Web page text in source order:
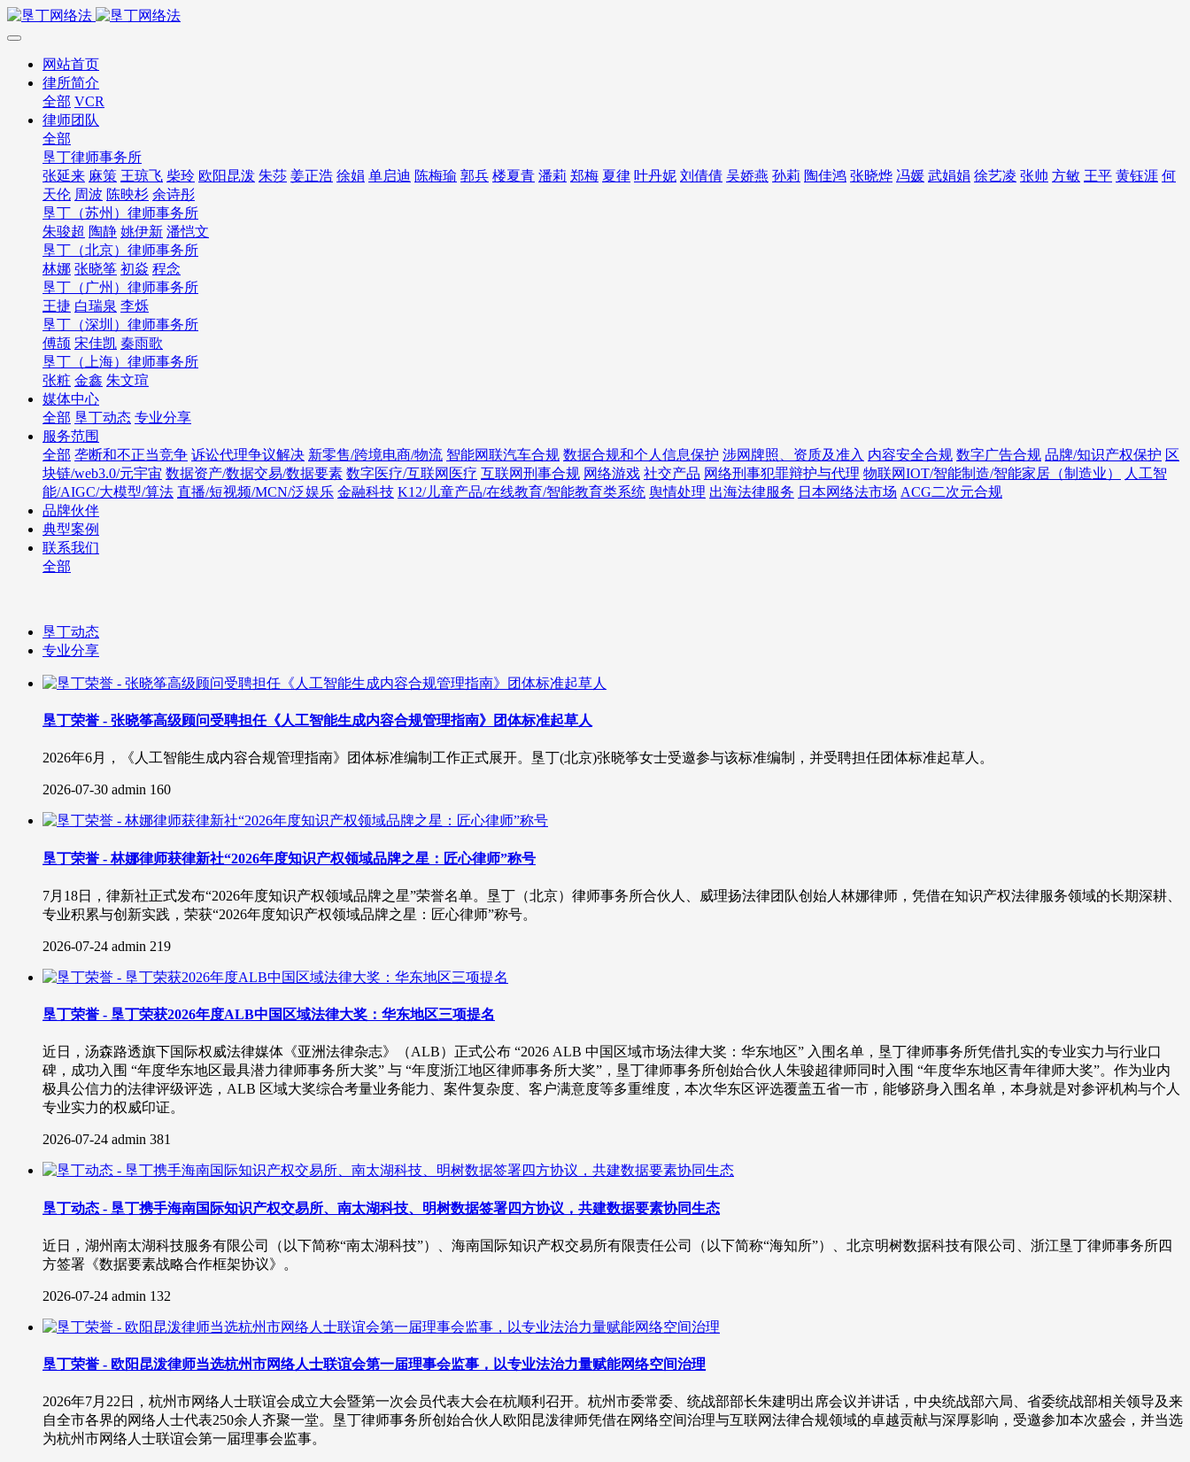
网站首页
律所简介
全部 VCR
律师团队
全部
垦丁律师事务所
张延来 麻策 王琼飞 柴玲 欧阳昆泼 朱莎 姜正浩 徐娟 单启迪 陈梅瑜 郭兵 楼夏青 潘莉 郑梅 夏律 叶丹妮 刘倩倩 吴娇燕 孙莉 陶佳鸿 张晓烨 冯媛 武娟娟 徐艺凌 张帅 方敏 王平 黄钰涯 何
天伦 周波 陈映杉 余诗彤
垦丁（苏州）律师事务所
朱骏超 陶静 姚伊新 潘恺文
垦丁（北京）律师事务所
林娜 张晓筝 初焱 程念
垦丁（广州）律师事务所
王捷 白瑞泉 李烁
垦丁（深圳）律师事务所
傅颉 宋佳凯 秦雨歌
垦丁（上海）律师事务所
张粧 金鑫 朱文瑄
媒体中心
全部 垦丁动态 专业分享
服务范围
全部 垄断和不正当竞争 诉讼代理争议解决 新零售/跨境电商/物流 智能网联汽车合规 数据合规和个人信息保护 涉网牌照、资质及准入 内容安全合规 数字广告合规 品牌/知识产权保护 区
块链/web3.0/元宇宙 数据资产/数据交易/数据要素 数字医疗/互联网医疗 互联网刑事合规 网络游戏 社交产品 网络刑事犯罪辩护与代理 物联网IOT/智能制造/智能家居（制造业）
人工智
能/AIGC/大模型/算法 直播/短视频/MCN/泛娱乐 金融科技 K12/儿童产品/在线教育/智能教育类系统 舆情处理 出海法律服务 日本网络法市场 ACG二次元合规
品牌伙伴
典型案例
联系我们
全部
垦丁动态
专业分享
垦丁荣誉 - 张晓筝高级顾问受聘担任《人工智能生成内容合规管理指南》团体标准起草人
2026年6月，《人工智能生成内容合规管理指南》团体标准编制工作正式展开。垦丁(北京)张晓筝女士受邀参与该标准编制，并受聘担任团体标准起草人。
2026-07-30 admin 160
垦丁荣誉 - 林娜律师获律新社“2026年度知识产权领域品牌之星：匠心律师”称号
7月18日，律新社正式发布“2026年度知识产权领域品牌之星”荣誉名单。垦丁（北京）律师事务所合伙人、威理扬法律团队创始人林娜律师，凭借在知识产权法律服务领域的长期深耕、
专业积累与创新实践，荣获“2026年度知识产权领域品牌之星：匠心律师”称号。
2026-07-24 admin 219
垦丁荣誉 - 垦丁荣获2026年度ALB中国区域法律大奖：华东地区三项提名
近日，汤森路透旗下国际权威法律媒体《亚洲法律杂志》（ALB）正式公布 “2026 ALB 中国区域市场法律大奖：华东地区” 入围名单，垦丁律师事务所凭借扎实的专业实力与行业口
碑，成功入围 “年度华东地区最具潜力律师事务所大奖” 与 “年度浙江地区律师事务所大奖”，垦丁律师事务所创始合伙人朱骏超律师同时入围 “年度华东地区青年律师大奖”。作为业内
极具公信力的法律评级评选，ALB 区域大奖综合考量业务能力、案件复杂度、客户满意度等多重维度，本次华东区评选覆盖五省一市，能够跻身入围名单，本身就是对参评机构与个人
专业实力的权威印证。
2026-07-24 admin 381
垦丁动态 - 垦丁携手海南国际知识产权交易所、南太湖科技、明树数据签署四方协议，共建数据要素协同生态
近日，湖州南太湖科技服务有限公司（以下简称“南太湖科技”）、海南国际知识产权交易所有限责任公司（以下简称“海知所”）、北京明树数据科技有限公司、浙江垦丁律师事务所四
方签署《数据要素战略合作框架协议》。
2026-07-24 admin 132
垦丁荣誉 - 欧阳昆泼律师当选杭州市网络人士联谊会第一届理事会监事，以专业法治力量赋能网络空间治理
2026年7月22日，杭州市网络人士联谊会成立大会暨第一次会员代表大会在杭顺利召开。杭州市委常委、统战部部长朱建明出席会议并讲话，中央统战部六局、省委统战部相关领导及来
自全市各界的网络人士代表250余人齐聚一堂。垦丁律师事务所创始合伙人欧阳昆泼律师凭借在网络空间治理与互联网法律合规领域的卓越贡献与深厚影响，受邀参加本次盛会，并当选
为杭州市网络人士联谊会第一届理事会监事。